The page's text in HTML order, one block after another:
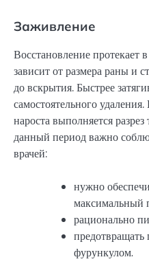
Заживление
Восстановление протекает
зависит от размера раны и
до вскрытия. Быстрее
самостоятельного
нароста выполняется
данный период важно
врачей:
нужно
максимальный
рационально
фурункулом.